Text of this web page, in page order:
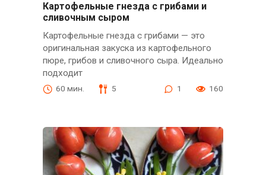
Картофельные гнезда с грибами и
сливочным сыром
Картофельные гнезда с грибами — это
оригинальная закуска из картофельного
пюре, грибов и сливочного сыра. Идеально
подходит
60 мин. 5 1 160